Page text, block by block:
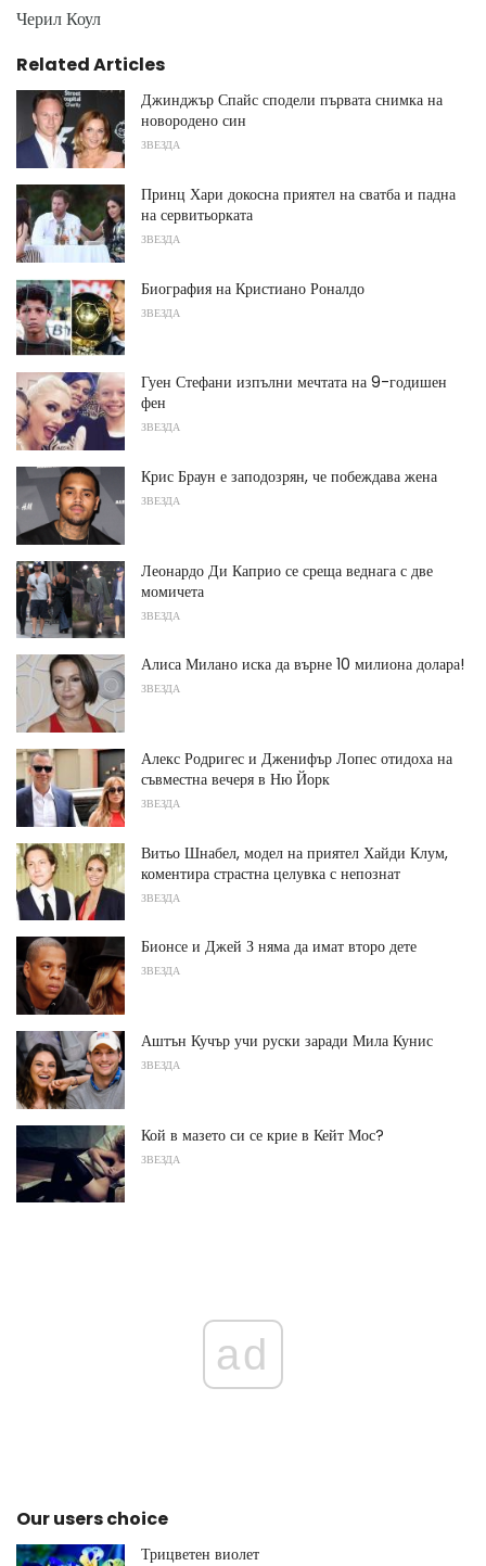
Черил Коул
Related Articles
Джинджър Спайс сподели първата снимка на
новородено син
ЗВЕЗДА
Принц Хари докосна приятел на сватба и падна
на сервитьорката
ЗВЕЗДА
Биография на Кристиано Роналдо
ЗВЕЗДА
Гуен Стефани изпълни мечтата на 9-годишен
фен
ЗВЕЗДА
Крис Браун е заподозрян, че побеждава жена
ЗВЕЗДА
Леонардо Ди Каприо се среща веднага с две
момичета
ЗВЕЗДА
Алиса Милано иска да върне 10 милиона долара!
ЗВЕЗДА
Алекс Родригес и Дженифър Лопес отидоха на
съвместна вечеря в Ню Йорк
ЗВЕЗДА
Витьо Шнабел, модел на приятел Хайди Клум,
коментира страстна целувка с непознат
ЗВЕЗДА
Бионсе и Джей З няма да имат второ дете
ЗВЕЗДА
Аштън Кучър учи руски заради Мила Кунис
ЗВЕЗДА
Кой в мазето си се крие в Кейт Мос?
ЗВЕЗДА
ad
Our users choice
Трицветен виолет